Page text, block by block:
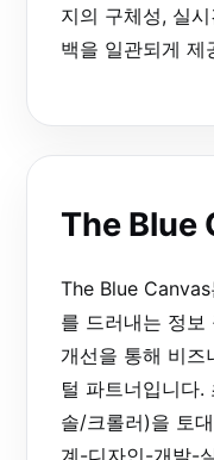
지의 구체성, 실
백을 일관되게 제
The Blue
The Blue
를 드러내는 정보
개선을 통해 비즈
털 파트너입니다
솔/크롤러)을 토